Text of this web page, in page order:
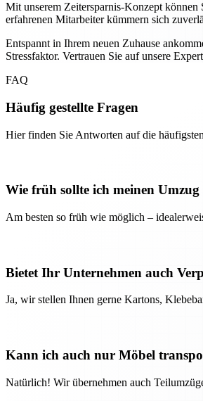
Mit unserem Zeitersparnis-Konzept
erfahrenen Mitarbeiter kümmern sich
Entspannt in Ihrem neuen Zuhause
Stressfaktor. Vertrauen Sie auf unsere
FAQ
Häufig gestellte Fragen
Hier finden Sie Antworten auf die
Wie früh sollte ich meinen Umzug
Am besten so früh wie möglich –
Bietet Ihr Unternehmen auch
Ja, wir stellen Ihnen gerne Kartons,
Kann ich auch nur Möbel
Natürlich! Wir übernehmen auch